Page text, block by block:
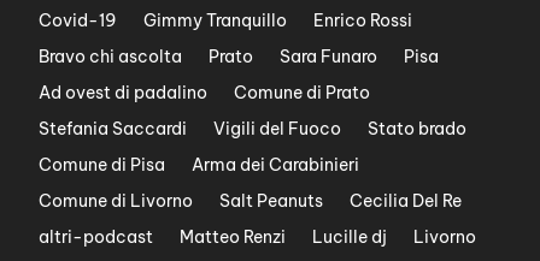
Covid-19
Gimmy Tranquillo
Enrico Rossi
Bravo chi ascolta
Prato Sara Funaro
Pisa
Ad ovest di padalino
Comune di Prato
Stefania Saccardi
Vigili del Fuoco
Stato brado
Comune di Pisa
Arma dei Carabinieri
Comune di Livorno
Salt Peanuts
Cecilia Del Re
altri-podcast
Matteo Renzi Lucille dj
Livorno